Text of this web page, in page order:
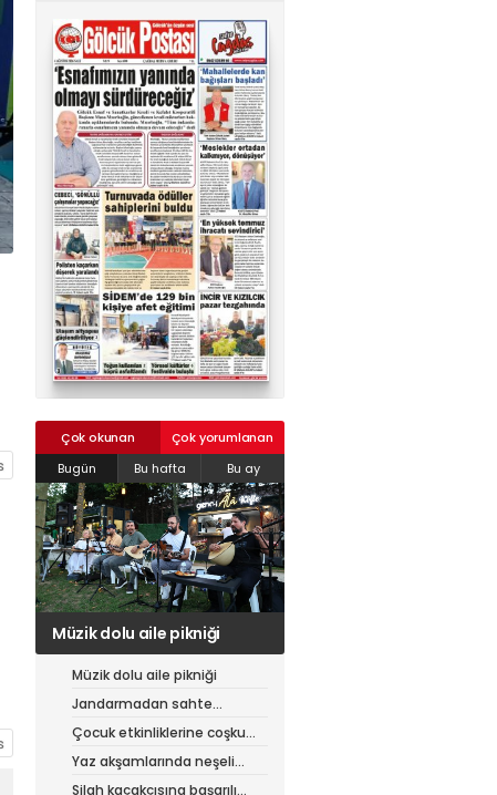
Çok okunan
Çok yorumlanan
Bugün
Bu hafta Bu ay
Jandarmadan sahte
çantacılara darbe
Müzik dolu aile pikniği
Jandarmadan sahte
çantacılara darbe
Çocuk etkinliklerine coşku
dolu final
Yaz akşamlarında neşeli
etkinlikler
Silah kaçakçısına başarılı
02624132333
haber@golcukpostasi.com